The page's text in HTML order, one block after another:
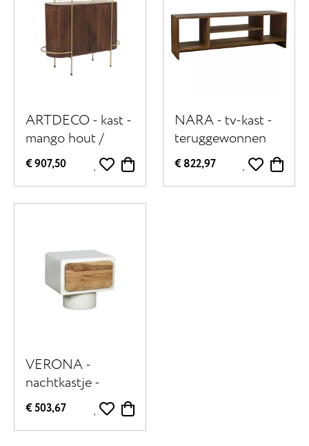
ARTDECO - kast -
mango hout /
metaal - L 100 x W
35 x H 80 cm -
walnoot
€ 907,50
NARA - tv-kast -
teruggewonnen
hout - L 150 x W
40 x H 50 cm -
bruin
€ 822,97
VERONA -
nachtkastje -
kalkpleister /
acacia hout - L 50
x W 40 x H 46 cm
€ 503,67